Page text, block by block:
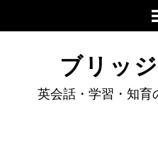
ブリッ
英会話・学習・知育